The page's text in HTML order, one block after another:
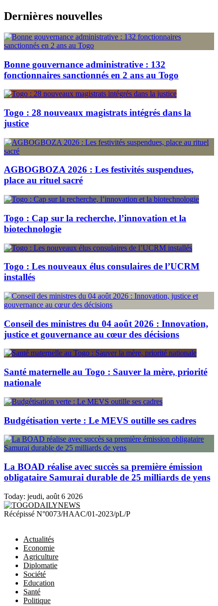
Skip
to
content
Dernières nouvelles
Bonne gouvernance administrative : 132
fonctionnaires sanctionnés en 2 ans au Togo
Togo : 28 nouveaux magistrats intégrés dans la
justice
AGBOGBOZA 2026 : Les festivités suspendues,
place au rituel sacré
Togo : Cap sur la recherche, l’innovation et la
biotechnologie
Togo : Les nouveaux élus consulaires de l’UCRM
installés
Conseil des ministres du 04 août 2026 : Innovation,
justice et gouvernance au cœur des décisions
Santé maternelle au Togo : Sauver la mère, priorité
nationale
Budgétisation verte : Le MEVS outille ses cadres
La BOAD réalise avec succès sa première émission
obligataire Samurai durable de 25 milliards de yens
Today: jeudi, août 6 2026
TOGODAILYNEWS
Récépissé N°0073/HAAC/01-2023/pL/P
Actualités
Economie
Agriculture
Diplomatie
Société
Education
Santé
Politique